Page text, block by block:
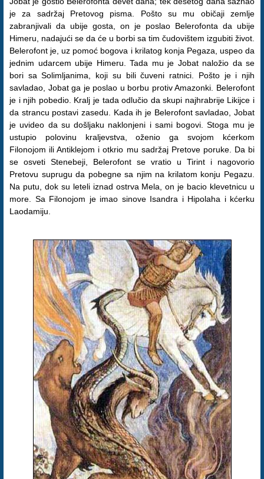
je za sadržaj Pretovog pisma. Pošto su mu običaji zemlje
zabranjivali da ubije gosta, on je poslao Belerofonta da ubije
Himeru, nadajući se da će u borbi sa tim čudovištem izgubiti život.
Belerofont je, uz pomoć bogova i krilatog konja Pegaza, uspeo da
jednim udarcem ubije Himeru. Tada mu je Jobat naložio da se
bori sa Solimljanima, koji su bili čuveni ratnici. Pošto je i njih
savladao, Jobat ga je poslao u borbu protiv Amazonki. Belerofont
je i njih pobedio. Kralj je tada odlučio da skupi najhrabrije Likijce i
da strancu postavi zasedu. Kada ih je Belerofont savladao, Jobat
je uvideo da su došljaku naklonjeni i sami bogovi. Stoga mu je
ustupio polovinu kraljevstva, oženio ga svojom kćerkom
Filonojom ili Antiklejom i otkrio mu sadržaj Pretove poruke. Da bi
se osveti Stenebeji, Belerofont se vratio u Tirint i nagovorio
Pretovu suprugu da pobegne sa njim na krilatom konju Pegazu.
Na putu, dok su leteli iznad ostrva Mela, on je bacio klevetnicu u
more. Sa Filonojom je imao sinove Isandra i Hipolaha i kćerku
Laodamiju.